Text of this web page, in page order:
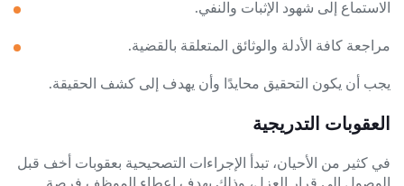
الاستماع إلى شهود الإثبات والنفي.
مراجعة كافة الأدلة والوثائق المتعلقة بالقضية.
يجب أن يكون التحقيق محايدًا وأن يهدف إلى كشف الحقيقة.
العقوبات التدريجية
في كثير من الأحيان، تبدأ الإجراءات التصحيحية بعقوبات أخف قبل
الوصول إلى قرار العزل، وذلك بهدف إعطاء الموظف فرصة